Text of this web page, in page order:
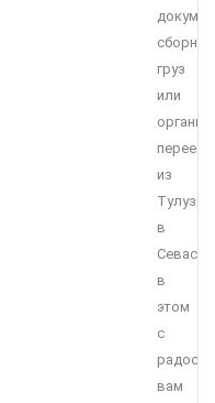
сборный
груз
или
переезд
из
Тулузы
в
в
этом
с
вам